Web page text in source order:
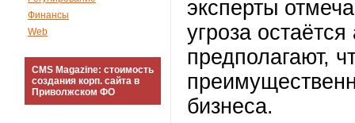
Финансы
Web
CMS Magazine: стоимость
создания корп. сайта в
Приволжском ФО
эксперты
угроза
предполагают,
бизнеса.